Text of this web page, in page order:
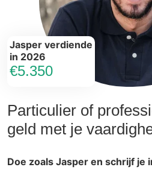
Particulier of
geld met je
Doe zoals Jasper en schrijf je
Jasper verdiende
in 2026
€5.350